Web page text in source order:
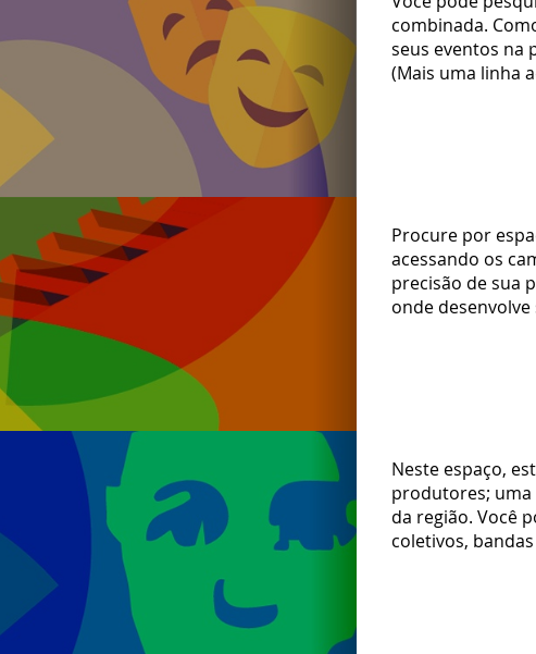
combinada.
seus eventos na
(Mais uma linha
Procure por
acessando os
precisão de sua
onde
Neste espaço,
produtores; uma
da região. Você
coletivos,